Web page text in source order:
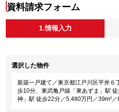
資料請求フォーム
1.情報入力
選択した物件
新築一戸建て／東京都江戸川区平井６
歩10分、東武亀戸線「東あずま」駅
神」駅 徒歩22分／5,480万円／39m²／